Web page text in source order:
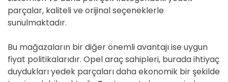
parçalar, kaliteli ve orijinal seçeneklerle
sunulmaktadır.
Bu mağazaların bir diğer önemli avantajı ise uygun
fiyat politikalarıdır. Opel araç sahipleri, burada ihtiyaç
duydukları yedek parçaları daha ekonomik bir şekilde